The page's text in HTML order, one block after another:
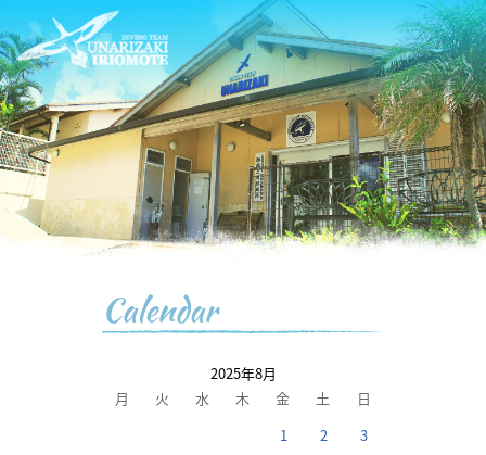
Calendar
2025年8月
月
火 水 木 金 土 日
1 2
3